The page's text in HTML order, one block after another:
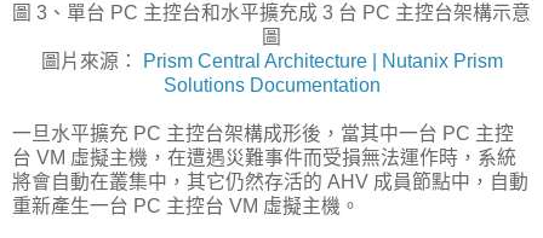
圖 3、單台 PC 主控台和水平擴充成 3 台 PC 主控台架構示意
圖
圖片來源：
Prism Central Architecture | Nutanix Prism
Solutions Documentation
一旦水平擴充 PC 主控台架構成形後，當其中一台 PC 主控
台 VM 虛擬主機，在遭遇災難事件而受損無法運作時，系統
將會自動在叢集中，其它仍然存活的 AHV 成員節點中，自動
重新產生一台 PC 主控台 VM 虛擬主機。